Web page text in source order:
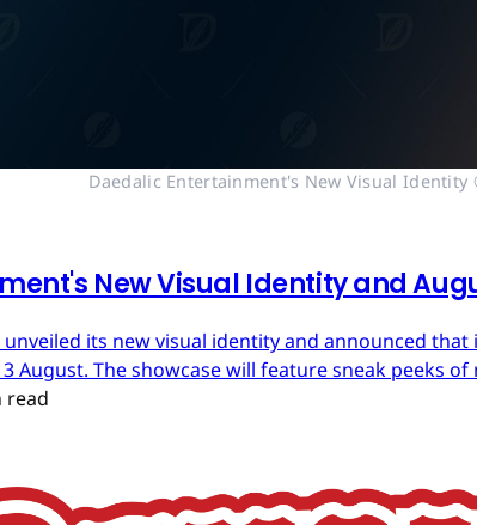
Daedalic Entertainment's New Visual
New Visual Identity and
its new visual identity and announced
August. The showcase will feature sneak peeks
read